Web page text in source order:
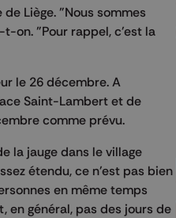
Liège. "Nous sommes
on. "Pour rappel, c'est la
le 26 décembre. A
Saint-Lambert et de
comme prévu.
la jauge dans le village
étendu, ce n'est pas bien
en même temps
en général, pas des jours de